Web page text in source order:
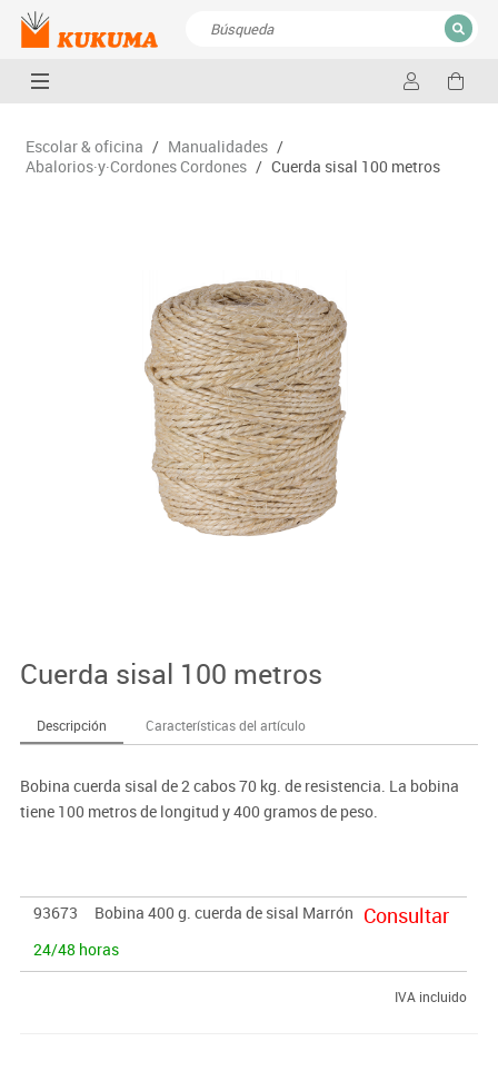
CERRAR
Escolar & oficina / Manualidades /
Abalorios·y·Cordones Cordones / Cuerda sisal 100 metros
Cuerda sisal 100 metros
Descripción Características del artículo
Bobina cuerda sisal de 2 cabos 70 kg. de resistencia. La bobina
tiene 100 metros de longitud y 400 gramos de peso.
93673
Bobina 400 g. cuerda de sisal Marrón
24/48 horas
Consultar
IVA incluido